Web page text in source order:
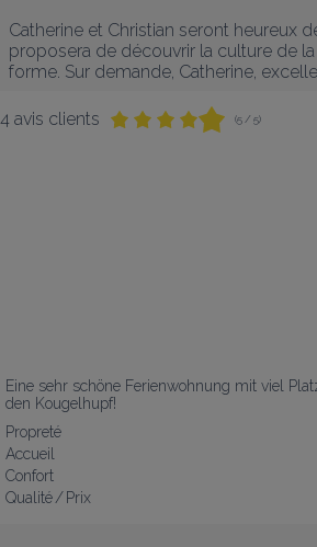
Catherine et Christian seront heureux
proposera de découvrir la culture de
forme. Sur demande, Catherine,
4 avis clients (5 / 5)
Eine sehr schöne Ferienwohnung mit viel
den Kougelhupf!
Propreté
Accueil
Confort
Qualité / Prix